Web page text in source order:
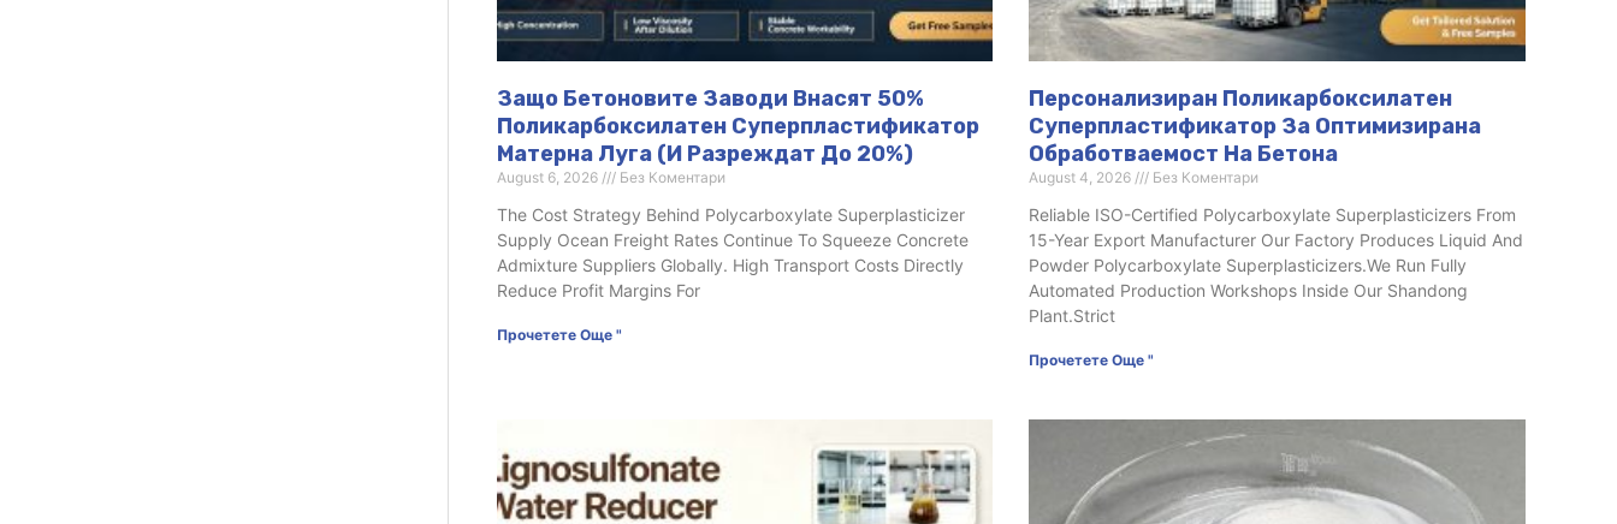
Защо Бетоновите Заводи Внасят 50%
Поликарбоксилатен Суперпластификатор
Матерна Луга (и Разреждат До 20%)
August 6, 2026 Без Коментари
The Cost Strategy Behind Polycarboxylate Superplasticizer
Supply Ocean Freight Rates Continue To Squeeze Concrete
Admixture Suppliers Globally. High Transport Costs Directly
Reduce Profit Margins For
Прочетете Още "
Персонализиран Поликарбоксилатен
Суперпластификатор За Оптимизирана
Обработваемост На Бетона
August 4, 2026 Без Коментари
Reliable ISO-Certified Polycarboxylate Superplasticizers From
15-Year Export Manufacturer Our Factory Produces Liquid And
Powder Polycarboxylate Superplasticizers.We Run Fully
Automated Production Workshops Inside Our Shandong
Plant.Strict
Прочетете Още "